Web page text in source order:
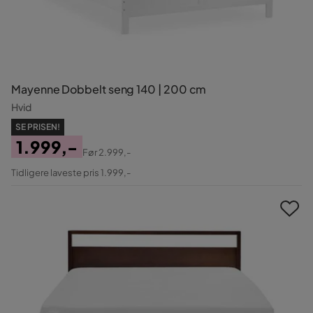
Mayenne Dobbelt seng 140 | 200 cm
Hvid
SE PRISEN!
Pris
1.999,-
Original
Før2.999,-
Tidligere laveste pris 1.999,-